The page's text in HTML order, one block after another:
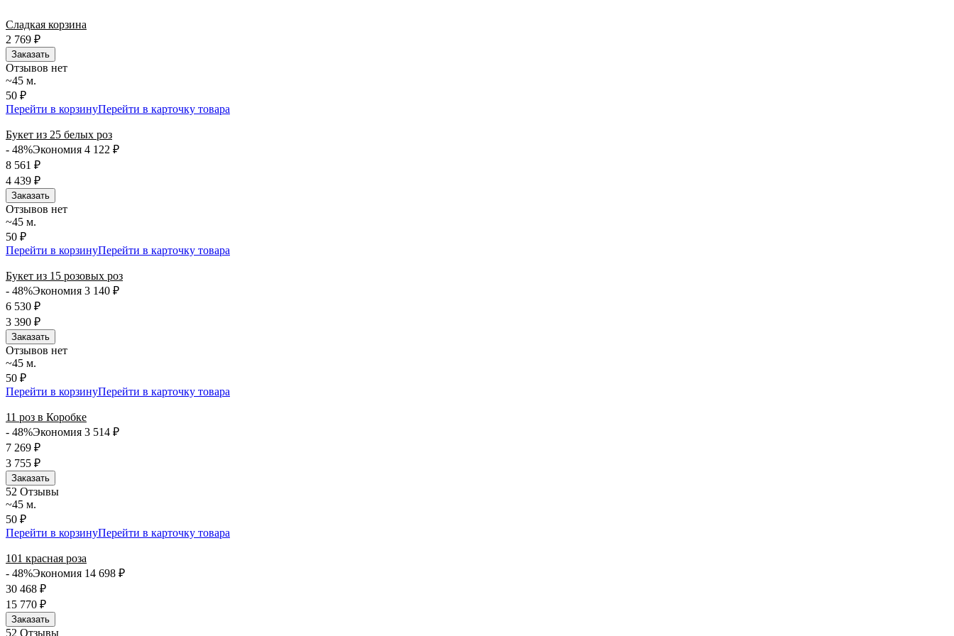
Сладкая корзина
2 769 ₽
Заказать
Отзывов нет
~45 м.
50 ₽
Перейти в корзинуПерейти в карточку товара
Букет из 25 белых роз
- 48%Экономия 4 122 ₽
8 561 ₽
4 439 ₽
Заказать
Отзывов нет
~45 м.
50 ₽
Перейти в корзинуПерейти в карточку товара
Букет из 15 розовых роз
- 48%Экономия 3 140 ₽
6 530 ₽
3 390 ₽
Заказать
Отзывов нет
~45 м.
50 ₽
Перейти в корзинуПерейти в карточку товара
11 роз в Коробке
- 48%Экономия 3 514 ₽
7 269 ₽
3 755 ₽
Заказать
52 Отзывы
~45 м.
50 ₽
Перейти в корзинуПерейти в карточку товара
101 красная роза
- 48%Экономия 14 698 ₽
30 468 ₽
15 770 ₽
Заказать
52 Отзывы